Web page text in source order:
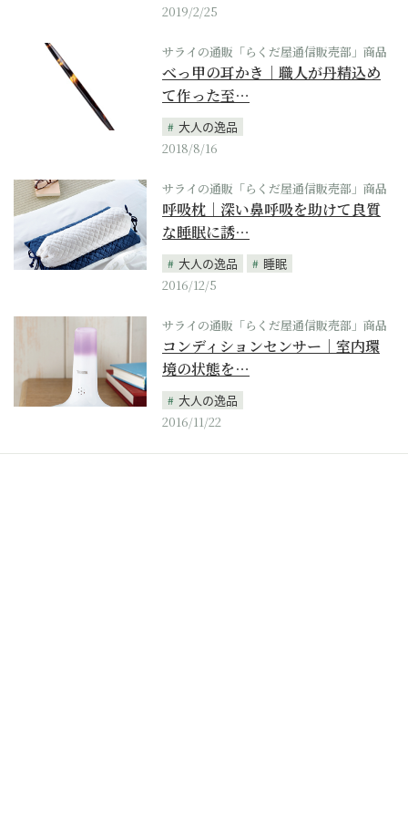
2019/2/25
サライの通販「らくだ屋通信販売部」商品
べっ甲の耳かき｜職人が丹精込め
て作った至…
大人の逸品
2018/8/16
サライの通販「らくだ屋通信販売部」商品
呼吸枕｜深い鼻呼吸を助けて良質
な睡眠に誘…
大人の逸品
睡眠
2016/12/5
サライの通販「らくだ屋通信販売部」商品
コンディションセンサー｜室内環
境の状態を…
大人の逸品
2016/11/22